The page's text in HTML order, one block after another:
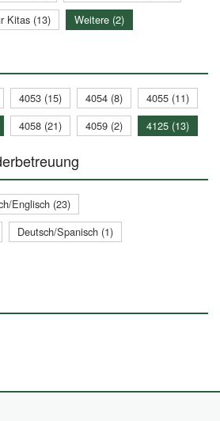
Kitas (13)
Weitere (2)
4053 (15) 4054 (8)
4055 (11)
4058 (21) 4059 (2) 4125 (13)
Englisch (23)
Deutsch/Spanisch (1)